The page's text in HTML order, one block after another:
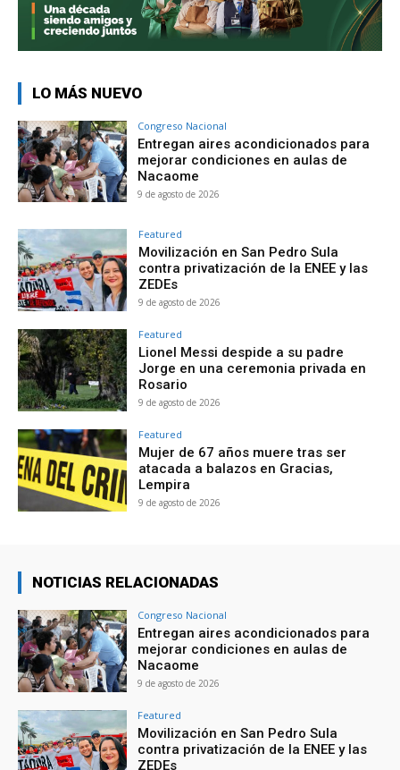
LO MÁS NUEVO
Congreso Nacional
Entregan aires acondicionados para
mejorar condiciones en aulas de
Nacaome
9 de agosto de 2026
Featured
Movilización en San Pedro Sula
contra privatización de la ENEE y las
ZEDEs
9 de agosto de 2026
Featured
Lionel Messi despide a su padre
Jorge en una ceremonia privada en
Rosario
9 de agosto de 2026
Featured
Mujer de 67 años muere tras ser
atacada a balazos en Gracias,
Lempira
9 de agosto de 2026
NOTICIAS RELACIONADAS
Congreso Nacional
Entregan aires acondicionados para
mejorar condiciones en aulas de
Nacaome
9 de agosto de 2026
Featured
Movilización en San Pedro Sula
contra privatización de la ENEE y las
ZEDEs